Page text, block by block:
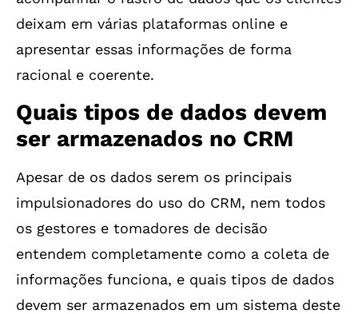
deixam em várias plataformas online e
apresentar essas informações de forma
racional e coerente.
Quais tipos de dados devem
ser armazenados no CRM
Apesar de os dados serem os principais
impulsionadores do uso do CRM, nem todos
os gestores e tomadores de decisão
entendem completamente como a coleta de
informações funciona, e quais tipos de dados
devem ser armazenados em um sistema deste